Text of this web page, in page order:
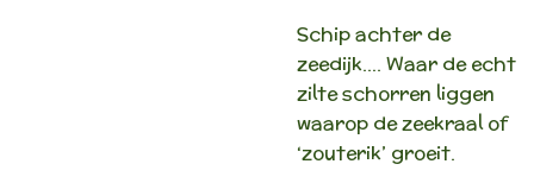
Schip achter de
zeedijk…. Waar de echt
zilte schorren liggen
waarop de zeekraal of
‘zouterik’ groeit.